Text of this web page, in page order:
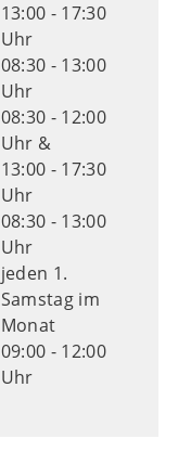
13:00 - 17:30
Uhr
08:30 - 13:00
Uhr
08:30 - 12:00
Uhr &
13:00 - 17:30
Uhr
08:30 - 13:00
Uhr
jeden 1.
Samstag im
Monat
09:00 - 12:00
Uhr